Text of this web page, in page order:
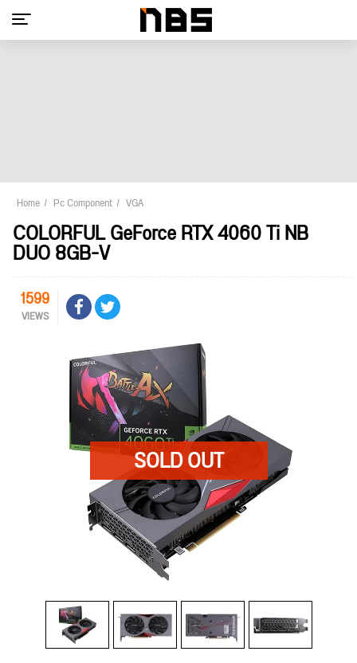
Home Pc Component VGA
COLORFUL GeForce RTX 4060 Ti NB
DUO 8GB-V
1599
VIEWS